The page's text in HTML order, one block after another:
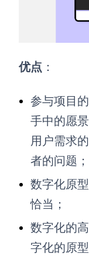
优点 ：
参与项目
手中的愿
用户需求
者的问题；
数字化原
恰当；
数字化的
字化的原